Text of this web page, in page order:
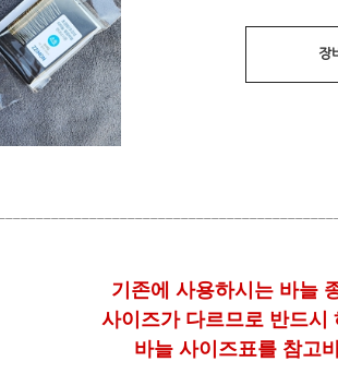
장
기존에 사용하시는 바늘
사이즈가 다르므로 반드시
바늘 사이즈표를 참고